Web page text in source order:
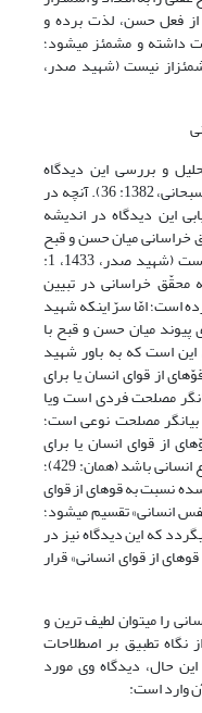
از فعل حسن، لذت برده و
داشته و مشمئز می­شود؛
نیست (شهید صدر،
و بررسی این دیدگاه
پرداخته­اند (ر.ک: اصفهانی، 1429، 3: 340؛ سبحانی، 1382: 36). آنچه در
این دیدگاه در اندیشه
میان حسن و قبح
با مصلحت و مفسده، پیوند برقرار نموده است (شهید صدر، 1433، 1:
محقّق خراسانی در تبیین
است؛ امّا سرّ اینکه شهید
پیوند میان حسن و قبح با
است که به باور شهید
از قوای انسان یا برای
مصلحت فردی است ویا
بیانگر مصلحت نوعی است؛
از قوای انسان یا برای
مجموع نفس انسانی باشد ویا نقص برای نوع انسانی باشد (همان: 429)؛
نسبت به قوه­ای از قوای
انسانی» تقسیم می­شود؛
که این دیدگاه نیز در
از قوای انسانی» قرار
را می­توان لطیف ترین و
نگاه تطبیق بر اصطلاحات
(همان: 432). امّا با این حال، دیدگاه وی مورد
وارد است: